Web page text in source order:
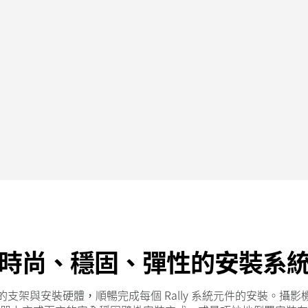
尚、穩固、彈性的安裝系
支架與安裝硬體，順暢完成每個 Rally 系統元件的安裝。攝影